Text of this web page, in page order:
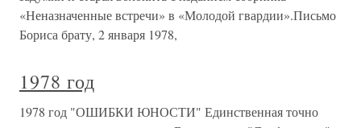
«Неназначенные встречи» в «Молодой гвардии».Письмо
Бориса брату, 2 января 1978,
1978 год
1978 год "ОШИБКИ ЮНОСТИ" Единственная точно